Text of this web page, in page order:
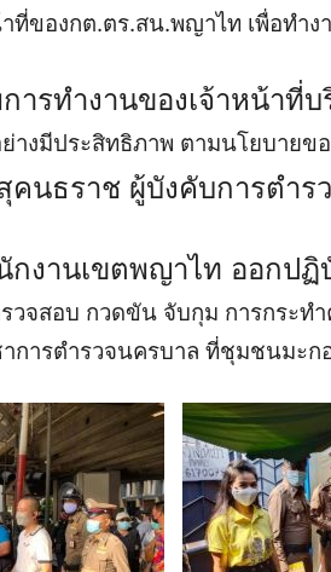
ที่ของกต.ตร.สน.พญาไท เพื่อทำ
ารทำงานของเจ้าหน้าที่
างมีประสิทธิภาพ ตามนโยบายข
นธราช ผู้บังคับการตำร
กงานเขตพญาไท ออกป
วจสอบ กวดขัน จับกุม การกระท
การตำรวจนครบาล ที่ชุมชนมะก